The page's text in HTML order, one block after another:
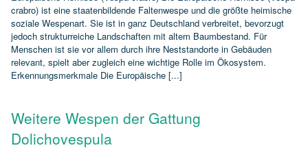
crabro) ist eine staatenbildende Faltenwespe und die größte heimische
soziale Wespenart. Sie ist in ganz Deutschland verbreitet, bevorzugt
jedoch strukturreiche Landschaften mit altem Baumbestand. Für
Menschen ist sie vor allem durch ihre Neststandorte in Gebäuden
relevant, spielt aber zugleich eine wichtige Rolle im Ökosystem.
Erkennungsmerkmale Die Europäische [...]
Weitere Wespen der Gattung
Dolichovespula